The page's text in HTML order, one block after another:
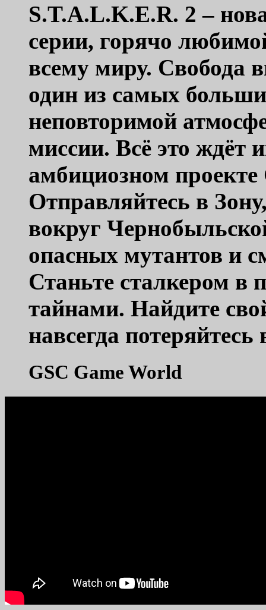
S.T.A.L.K.E.R. 2 –
серии, горячо
всему миру. Свобода
один из самых
неповторимой
миссии. Всё это ждёт
амбициозном
Отправляйтесь в
вокруг
опасных мутантов и
Станьте сталкером в
тайнами. Найдите
навсегда потеряйтесь
GSC Game World